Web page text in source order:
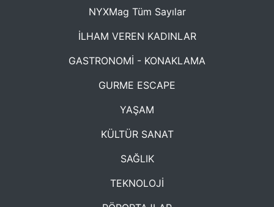
NYXMag Tüm Sayılar
İLHAM VEREN KADINLAR
GASTRONOMİ - KONAKLAMA
GURME ESCAPE
YAŞAM
KÜLTÜR SANAT
SAĞLIK
TEKNOLOJİ